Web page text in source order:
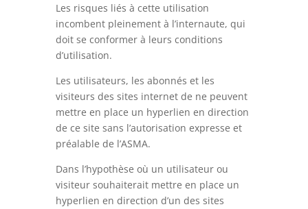
Les risques liés à cette utilisation
incombent pleinement à l’internaute, qui
doit se conformer à leurs conditions
d’utilisation.
Les utilisateurs, les abonnés et les
visiteurs des sites internet de ne peuvent
mettre en place un hyperlien en direction
de ce site sans l’autorisation expresse et
préalable de l’ASMA.
Dans l’hypothèse où un utilisateur ou
visiteur souhaiterait mettre en place un
hyperlien en direction d’un des sites